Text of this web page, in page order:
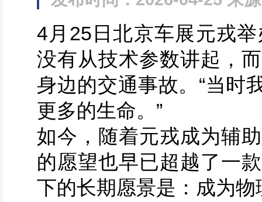
4月25日北京车展元戎
没有从技术参数讲起，
身边的交通事故。“当时
更多的生命。”
如今，随着元戎成为辅
的愿望也早已超越了一
下的长期愿景是：成为